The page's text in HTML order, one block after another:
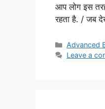
आप लोग इस
रहता है. / जब
Categories
Advanced
Leave a